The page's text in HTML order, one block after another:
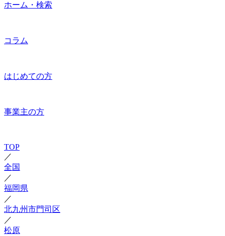
ホーム・検索
コラム
はじめての方
事業主の方
TOP
／
全国
／
福岡県
／
北九州市門司区
／
松原